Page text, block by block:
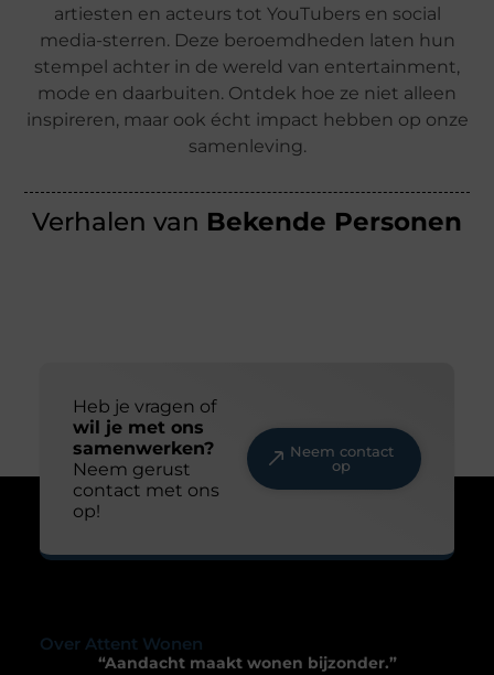
artiesten en acteurs tot YouTubers en social
media-sterren. Deze beroemdheden laten hun
stempel achter in de wereld van entertainment,
mode en daarbuiten. Ontdek hoe ze niet alleen
inspireren, maar ook écht impact hebben op onze
samenleving.
Verhalen van Bekende Personen
Heb je vragen of
wil je met ons
samenwerken?
Neem gerust
contact met ons
op!
Neem contact
op
Over Attent Wonen
“Aandacht maakt wonen bijzonder.”